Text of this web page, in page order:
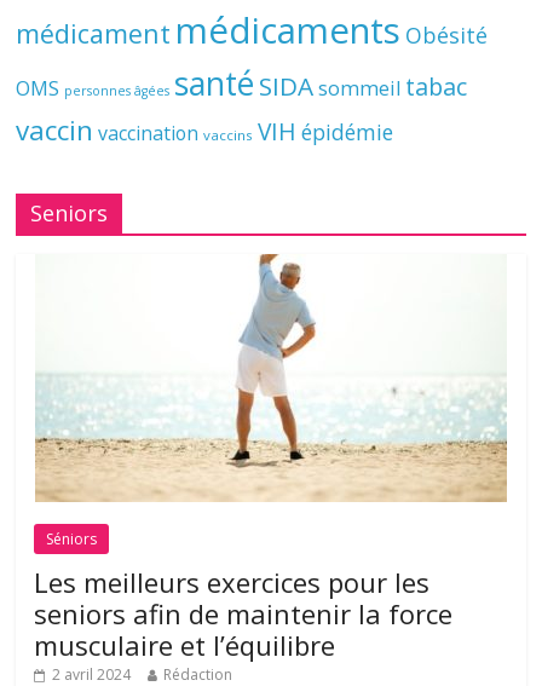
médicament médicaments Obésité
OMS personnes âgées santé SIDAsommeil tabac
vaccin vaccination vaccins VIH épidémie
Seniors
Séniors
Les meilleurs exercices pour les
seniors afin de maintenir la force
musculaire et l’équilibre
2 avril 2024 Rédaction